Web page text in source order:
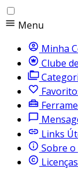
Menu
Minha
Clube
Links
Sobre